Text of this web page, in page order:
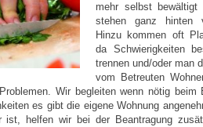
mehr selbst
stehen ganz hinten
Hinzu kommen oft
da Schwierigkeiten
trennen und/​oder man
vom Betreuten
Wir begleiten wenn nötig beim
es gibt die eigene Wohnung
ist, helfen wir bei der Beantragung